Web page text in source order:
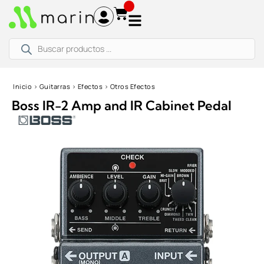
productos
Inicio › Guitarras › Efectos › Otros Efectos
Boss IR-2 Amp and IR Cabinet Pedal